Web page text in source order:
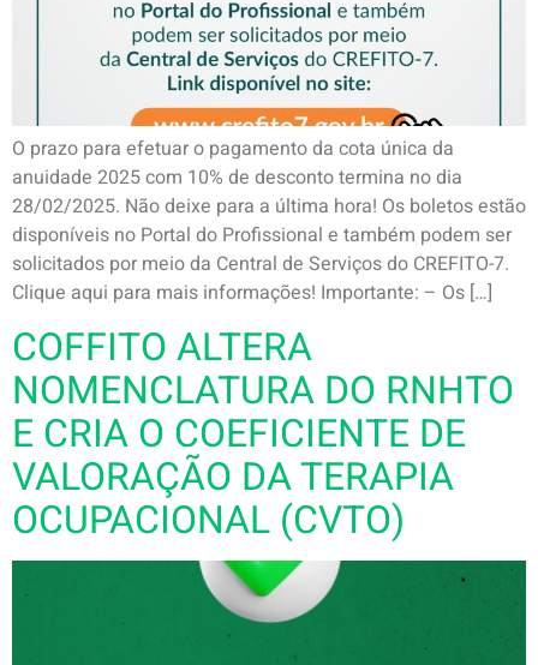
O prazo para efetuar o pagamento da cota única da
anuidade 2025 com 10% de desconto termina no dia
28/02/2025. Não deixe para a última hora! Os boletos estão
disponíveis no Portal do Profissional e também podem ser
solicitados por meio da Central de Serviços do CREFITO-7.
Clique aqui para mais informações! Importante: – Os […]
COFFITO ALTERA
NOMENCLATURA DO RNHTO
E CRIA O COEFICIENTE DE
VALORAÇÃO DA TERAPIA
OCUPACIONAL (CVTO)